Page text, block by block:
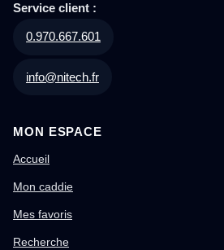
Service client :
0.970.667.601
info@nitech.fr
MON ESPACE
Accueil
Mon caddie
Mes favoris
Recherche